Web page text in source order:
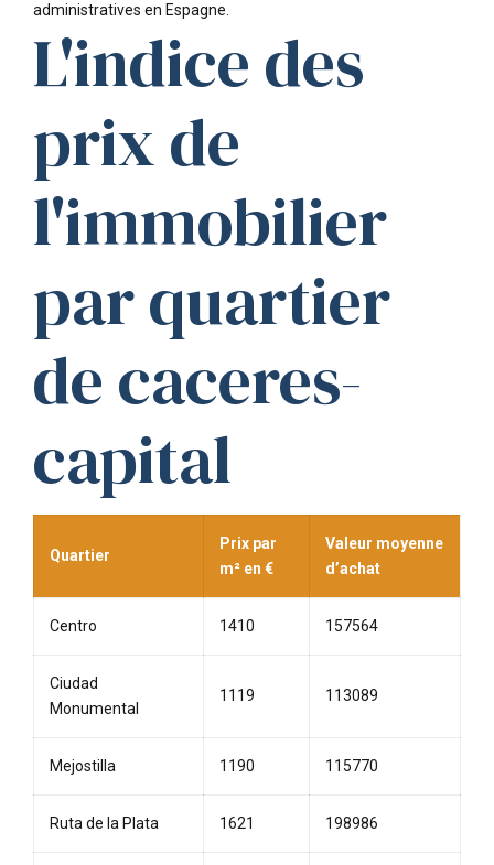
administratives en Espagne.
L'indice des
prix de
l'immobilier
par quartier
de caceres-
capital
Quartier
Prix par
m² en €
Valeur moyenne
d’achat
Centro 1410 157564
Ciudad
Monumental
1119 113089
Mejostilla 1190 115770
Ruta de la Plata 1621 198986